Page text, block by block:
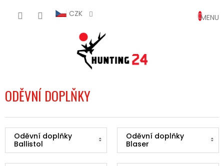
CZK
KOŠÍK
ODĚVNÍ DOPLŇKY
Oděvní doplňky
Ballistol
Oděvní doplňky
Blaser